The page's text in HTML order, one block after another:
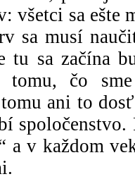
všetci sa ešte
sa musí
tu sa začína
tomu, čo sme
ani to
a v každom